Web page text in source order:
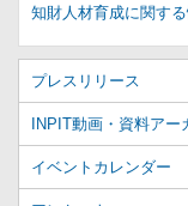
知財人材育成に関す
プレスリリース
INPIT動画・資料アー
イベントカレンダー